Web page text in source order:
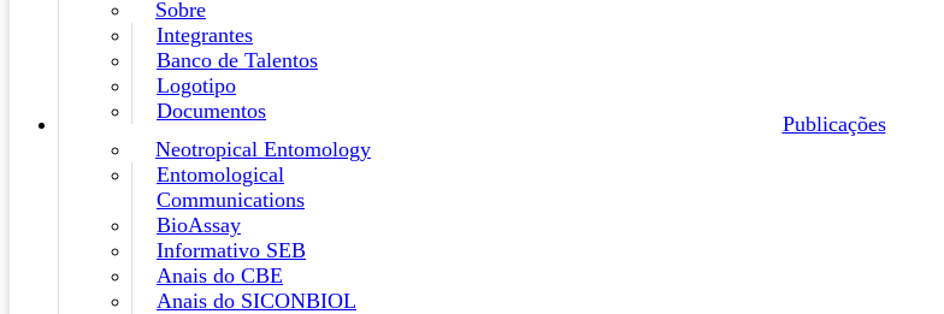
Sobre
Integrantes
Banco de Talentos
Logotipo
Documentos
Publicações
Neotropical Entomology
Entomological
Communications
BioAssay
Informativo SEB
Anais do CBE
Anais do SICONBIOL